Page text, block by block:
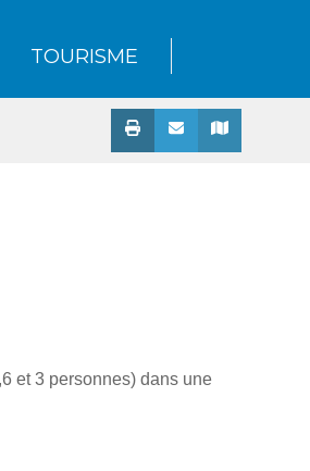
TOURISME
et 3 personnes) dans une